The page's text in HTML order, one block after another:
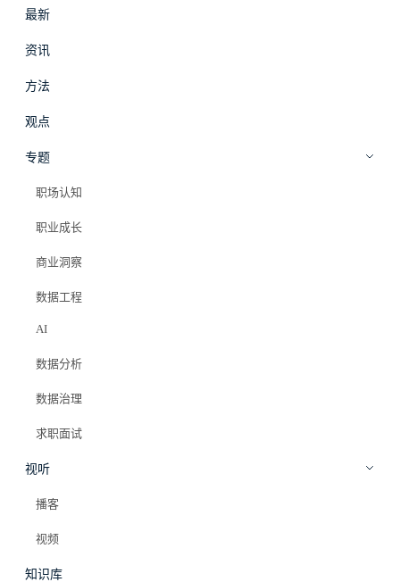
最新
资讯
方法
观点
专题
职场认知
职业成长
商业洞察
数据工程
AI
数据分析
数据治理
求职面试
视听
播客
视频
知识库
商业洞察
监管介入后的行业格局演变：合规成
本如何重塑本地生活竞争版图
Elazer (石头)
2025年8月25日
#监管政策#反垄断
PRO 会员专属